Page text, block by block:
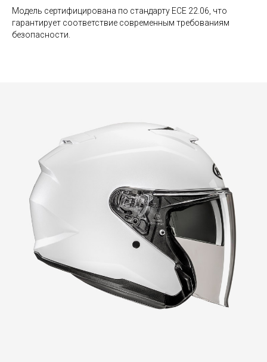
Модель сертифицирована по стандарту ECE 22.06, что
гарантирует соответствие современным требованиям
безопасности.